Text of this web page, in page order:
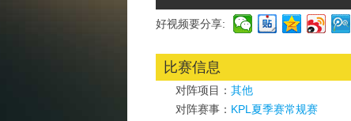
好视频要分享:
比赛信息
对阵项目： 其他
对阵赛事： KPL夏季赛常规赛